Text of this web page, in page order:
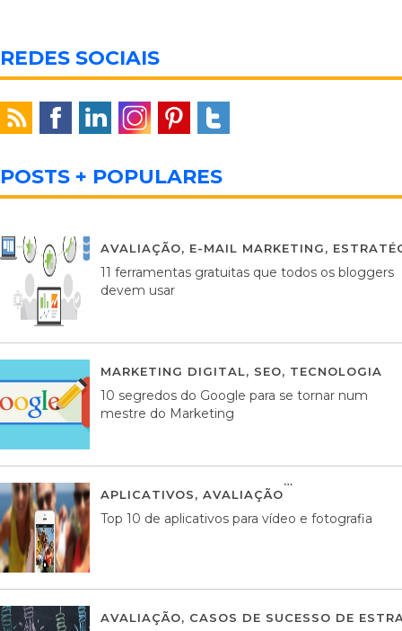
REDES SOCIAIS
POSTS + POPULARES
AVALIAÇÃO, E-MAIL MARKETING,
11 ferramentas gratuitas que todos os bloggers
devem usar
MARKETING DIGITAL, SEO, TECNOLOGIA
10 segredos do Google para se tornar num
mestre do Marketing
APLICATIVOS, AVALIAÇÃO
Top 10 de aplicativos para vídeo e fotografia
AVALIAÇÃO, CASOS DE SUCESSO DE